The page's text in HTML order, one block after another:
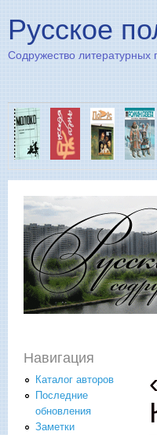
Русское
Содружество литературных
Навигация
Каталог авторов
Последние
обновления
Заметки